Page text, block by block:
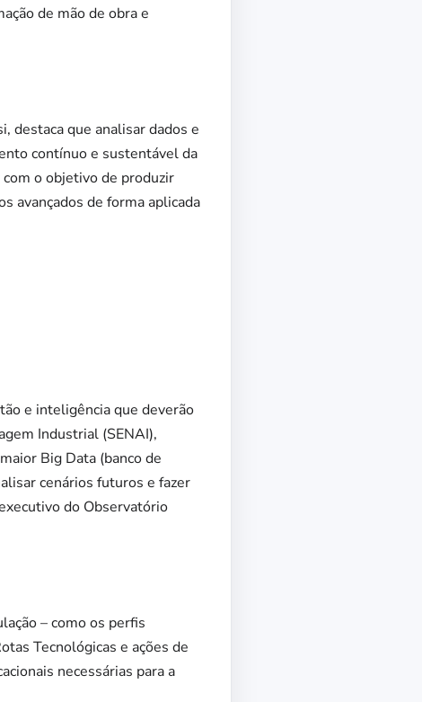
de mão de obra e
destaca que analisar dados e
contínuo e sustentável da
o objetivo de produzir
avançados de forma aplicada
e inteligência que deverão
Industrial (SENAI),
Big Data (banco de
cenários futuros e fazer
do Observatório
– como os perfis
Tecnológicas e ações de
necessárias para a